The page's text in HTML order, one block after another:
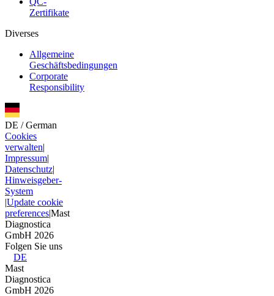
Zertifikate
Diverses
Allgemeine
Geschäftsbedingungen
Corporate
Responsibility
DE / German
Cookies
verwalten|
Impressum|
Datenschutz|
Hinweisgeber-
System
|Update cookie
preferences|Mast
Diagnostica
GmbH 2026
Folgen Sie uns
DE
Mast
Diagnostica
GmbH 2026